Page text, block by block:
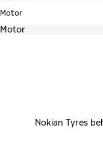
Motor
Nokian Tyres